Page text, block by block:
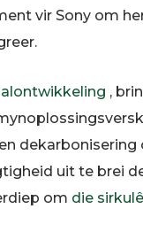
vir Sony om
,
uit te brei
om die